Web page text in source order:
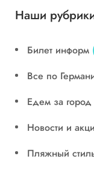
Наши
Билет информ
Все по
Едем за город
Новости и
Пляжный